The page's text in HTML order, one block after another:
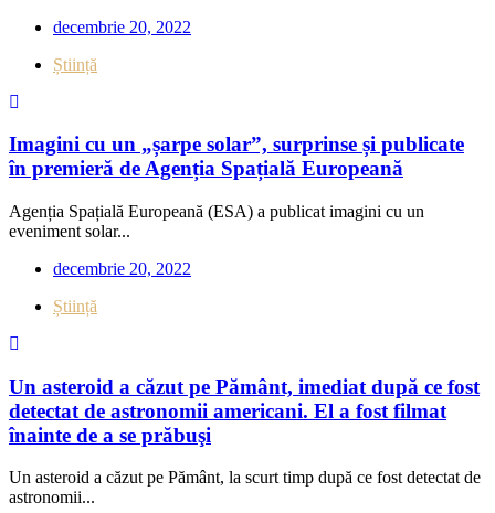
decembrie 20, 2022
Știință
Imagini cu un „șarpe solar”, surprinse și publicate
în premieră de Agenția Spațială Europeană
Agenția Spațială Europeană (ESA) a publicat imagini cu un
eveniment solar...
decembrie 20, 2022
Știință
Un asteroid a căzut pe Pământ, imediat după ce fost
detectat de astronomii americani. El a fost filmat
înainte de a se prăbuşi
Un asteroid a căzut pe Pământ, la scurt timp după ce fost detectat de
astronomii...